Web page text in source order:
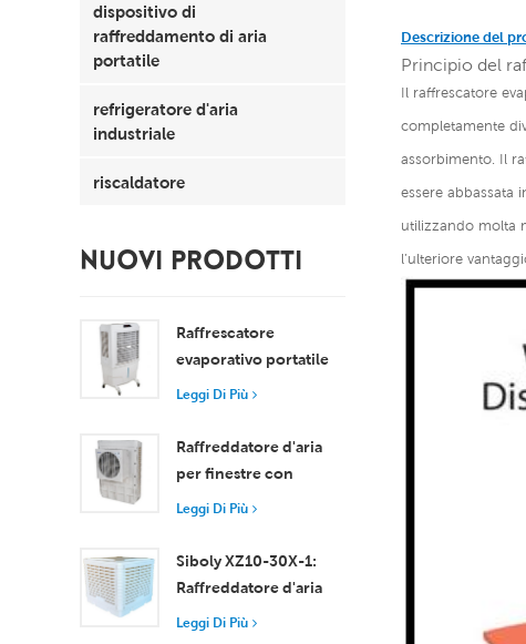
dispositivo di
raffreddamento di aria
portatile
refrigeratore d'aria
industriale
riscaldatore
NUOVI PRODOTTI
Raffrescatore
evaporativo portatile
da 8000 m³/h con
modello XZ13-080
Leggi Di Più
Raffreddatore d'aria
per finestre con
motore assiale
Raffreddamento
efficiente per stanze di
dimensioni
Leggi Di Più
Siboly XZ10-30X-1:
Raffreddatore d'aria
evaporativo industriale
Leggi Di Più
Descrizione del
Principio del
Il raffrescatore
completamente
assorbimento. Il
essere abbassata
utilizzando molta
l’ulteriore